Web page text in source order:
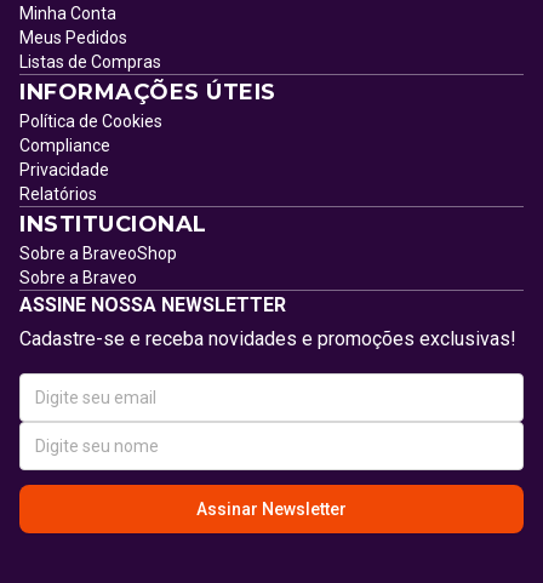
Minha Conta
Meus Pedidos
Listas de Compras
INFORMAÇÕES ÚTEIS
Política de Cookies
Compliance
Privacidade
Relatórios
INSTITUCIONAL
Sobre a BraveoShop
Sobre a Braveo
ASSINE NOSSA NEWSLETTER
Cadastre-se e receba novidades e promoções exclusivas!
Assinar Newsletter